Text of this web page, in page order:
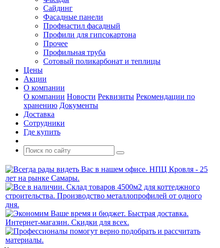
Сайдинг
Фасадные панели
Профнастил фасадный
Профили для гипсокартона
Прочее
Профильная труба
Сотовый поликарбонат и теплицы
Цены
Акции
О компании
О компании Новости Реквизиты Рекомендации по
хранению Документы
Доставка
Сотрудники
Где купить